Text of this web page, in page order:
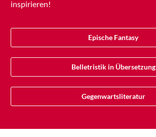
inspirieren!
Epische Fantasy
Belletristik in Übersetzung
Gegenwartsliteratur